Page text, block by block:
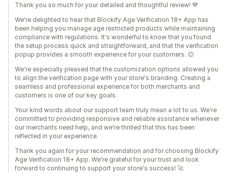
Thank you so much for your detailed and thoughtful review! 💙
We're delighted to hear that Blockify Age Verification 18+ App has
been helping you manage age restricted products while maintaining
compliance with regulations. It's wonderful to know that you found
the setup process quick and straightforward, and that the verification
popup provides a smooth experience for your customers. 😊
We're especially pleased that the customization options allowed you
to align the verification page with your store's branding. Creating a
seamless and professional experience for both merchants and
customers is one of our key goals.
Your kind words about our support team truly mean a lot to us. We're
committed to providing responsive and reliable assistance whenever
our merchants need help, and we're thrilled that this has been
reflected in your experience.
Thank you again for your recommendation and for choosing Blockify
Age Verification 18+ App. We're grateful for your trust and look
forward to continuing to support your store's success! 🚀